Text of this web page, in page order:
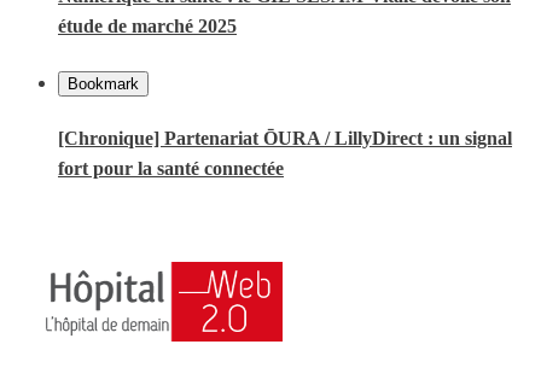
étude de marché 2025
Bookmark
[Chronique] Partenariat ŌURA / LillyDirect : un signal
fort pour la santé connectée